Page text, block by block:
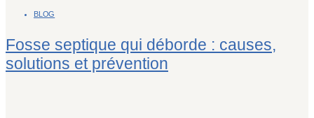
BLOG
Fosse septique qui déborde : causes,
solutions et prévention